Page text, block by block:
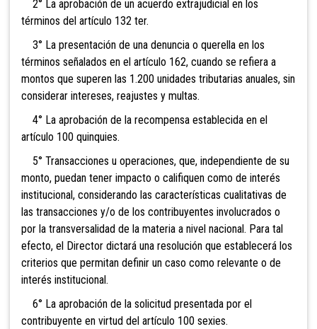
2° La aprobación de un acuerdo extrajudicial en los
términos del artículo 132 ter.
3° La presentación de una denuncia o querella en los
términos señalados en el artículo 162, cuando se refiera a
montos que superen las 1.200 unidades tributarias anuales, sin
considerar intereses, reajustes y multas.
4° La aprobación de la recompensa establecida en el
artículo 100 quinquies.
5° Transacciones u operaciones, que, independiente de su
monto, puedan tener impacto o califiquen como de interés
institucional, considerando las características cualitativas de
las transacciones y/o de los contribuyentes involucrados o
por la transversalidad de la materia a nivel nacional. Para tal
efecto, el Director dictará una resolución que establecerá los
criterios que permitan definir un caso como relevante o de
interés institucional.
6° La aprobación de la solicitud presentada por el
contribuyente en virtud del artículo 100 sexies.